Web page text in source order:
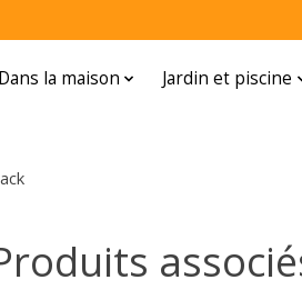
Dans la maison Jardin et piscine